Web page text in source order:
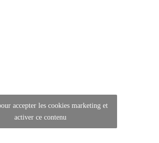
accepter les cookies marketing et
activer ce contenu